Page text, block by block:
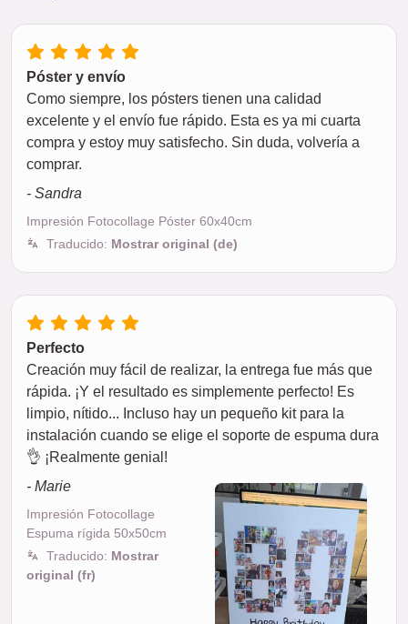
Póster y envío
Como siempre, los pósters tienen una calidad
excelente y el envío fue rápido. Esta es ya mi cuarta
compra y estoy muy satisfecho. Sin duda, volvería a
comprar.
- Sandra
Impresión Fotocollage Póster 60x40cm
Traducido: Mostrar original (de)
Perfecto
Creación muy fácil de realizar, la entrega fue más que
rápida. ¡Y el resultado es simplemente perfecto! Es
limpio, nítido... Incluso hay un pequeño kit para la
instalación cuando se elige el soporte de espuma dura
👌 ¡Realmente genial!
- Marie
Impresión Fotocollage
Espuma rígida 50x50cm
Traducido: Mostrar
original (fr)